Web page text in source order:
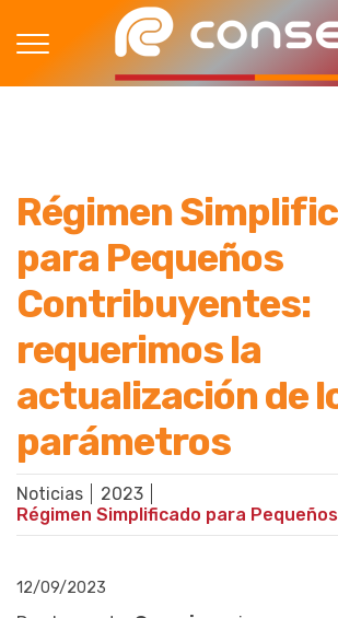
Régimen
para Pequeños
Contribuyentes:
requerimos la
actualización de
parámetros
Noticias
2023
12/09/2023